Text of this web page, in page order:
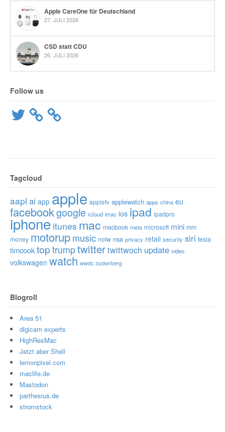
Apple CareOne für Deutschland
27. JULI 2026
CSD statt CDU
26. JULI 2026
Follow us
Twitter
Tagcloud
aapl ai app apple appletv applewatch apps china eu
facebookgoogle icloud imac ios ipad ipadpro
iphone itunes mac macbook meta microsoft mini mm
money motorupmusic notw nsa privacy retail security siri tesla
timcooktop trumptwittertwittwoch update video
volkswagen watch wwdc zuckerberg
Blogroll
Area 51
digicam experts
HighResMac
Jetzt aber Shell
lemonpixel.com
maclife.de
Mastodon
parthesius.de
stromstock